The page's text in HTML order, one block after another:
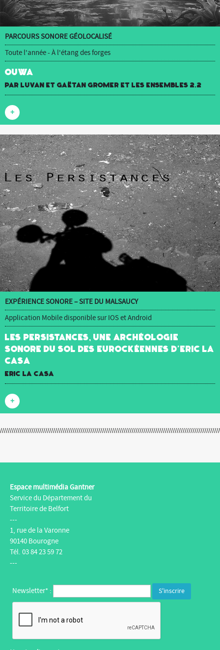
PARCOURS SONORE GÉOLOCALISÉ
Toute l'année - À l'étang des forges
OUWA
par luvan et Gaëtan Gromer et Les Ensembles 2.2
+
EXPÉRIENCE SONORE – SITE DU MALSAUCY
Application Mobile disponible sur IOS et Android
Les Persistances, une archéologie
sonore du sol des Eurockéennes d’Eric La
Casa
Eric La Casa
+
Espace multimédia Gantner
Service du Département du
Territoire de Belfort
---
1, rue de la Varonne
90140 Bourogne
Tél. 03 84 23 59 72
---
Newsletter* :